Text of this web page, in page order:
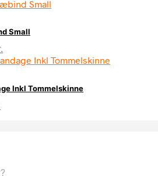
aktuelle
er:
399,00 kr..
Small
aktuelle
er:
105,00 kr..
Inkl Tommelskinne